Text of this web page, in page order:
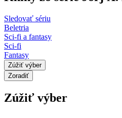
Sledovať sériu
Beletria
Sci-fi a fantasy
Sci-fi
Fantasy
Zúžiť výber
Zoradiť
Zúžiť výber